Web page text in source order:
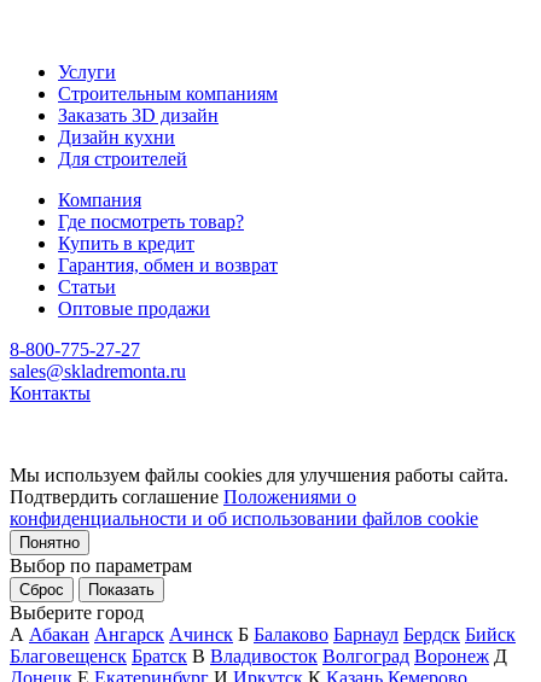
Услуги
Строительным компаниям
Заказать 3D дизайн
Дизайн кухни
Для строителей
Компания
Где посмотреть товар?
Купить в кредит
Гарантия, обмен и возврат
Статьи
Оптовые продажи
8-800-775-27-27
sales@skladremonta.ru
Контакты
Мы используем файлы cookies для улучшения работы сайта.
Подтвердить соглашение Положениями о
конфиденциальности и об использовании файлов cookie
Понятно
Выбор по параметрам
Сброс Показать
Выберите город
А Абакан Ангарск Ачинск Б Балаково Барнаул Бердск Бийск
Благовещенск Братск В Владивосток Волгоград Воронеж Д